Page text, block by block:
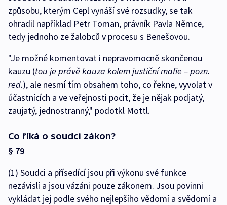
způsobu, kterým Cepl vynáší své rozsudky, se tak
ohradil například Petr Toman, právník Pavla Němce,
tedy jednoho ze žalobců v procesu s Benešovou.
"Je možné komentovat i nepravomocně skončenou
kauzu (tou je právě kauza kolem justiční mafie – pozn.
red.), ale nesmí tím obsahem toho, co řekne, vyvolat v
účastnících a ve veřejnosti pocit, že je nějak podjatý,
zaujatý, jednostranný," podotkl Mottl.
Co říká o soudci zákon?
§ 79
(1) Soudci a přísedící jsou při výkonu své funkce
nezávislí a jsou vázáni pouze zákonem. Jsou povinni
vykládat jej podle svého nejlepšího vědomí a svědomí a